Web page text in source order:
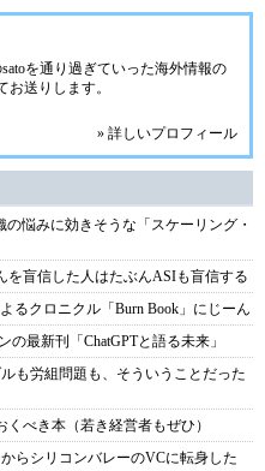
を通り過ぎていった海外情報の
送りします。
» 詳しいプロフィール
悩みに効きそうな「スケーリング・
盲信した人はたぶんASIも盲信する
るクロニクル「Burn Book」にじーん
最新刊「ChatGPTと語る未来」
も労組問題も、そういうことだった
べき本（若き経営者もぜひ）
らシリコンバレーのVCに転身した